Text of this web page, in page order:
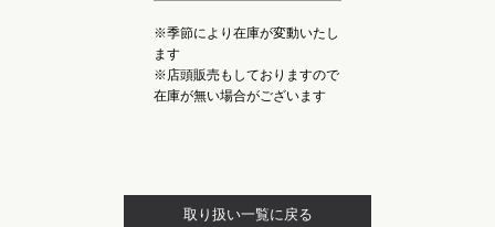
※季節により在庫が変動いたし
ます
※店頭販売もしておりますので
在庫が無い場合がございます
取り扱い一覧に戻る